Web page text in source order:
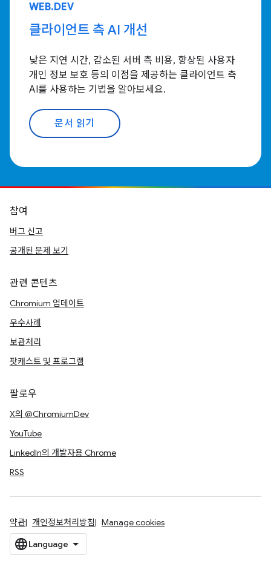
WEB.DEV
클라이언트 측 AI 개선
낮은 지연 시간, 감소된 서버 측 비용, 향상된 사용자
개인 정보 보호 등의 이점을 제공하는 클라이언트 측
AI를 사용하는 기법을 알아보세요.
문서 읽기
참여
버그 신고
공개된 문제 보기
관련 콘텐츠
Chromium 업데이트
우수사례
보관처리
팟캐스트 및 프로그램
팔로우
X의 @ChromiumDev
YouTube
LinkedIn의 개발자용 Chrome
RSS
약관 개인정보처리방침 Manage cookies